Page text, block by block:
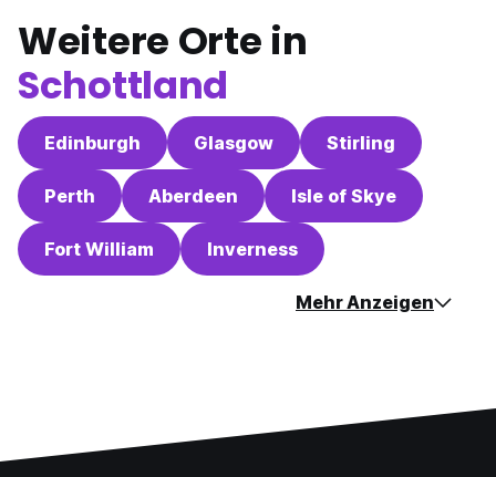
Weitere Orte in
Schottland
Edinburgh Glasgow Stirling
Perth Aberdeen Isle of Skye
Fort William Inverness
Mehr Anzeigen